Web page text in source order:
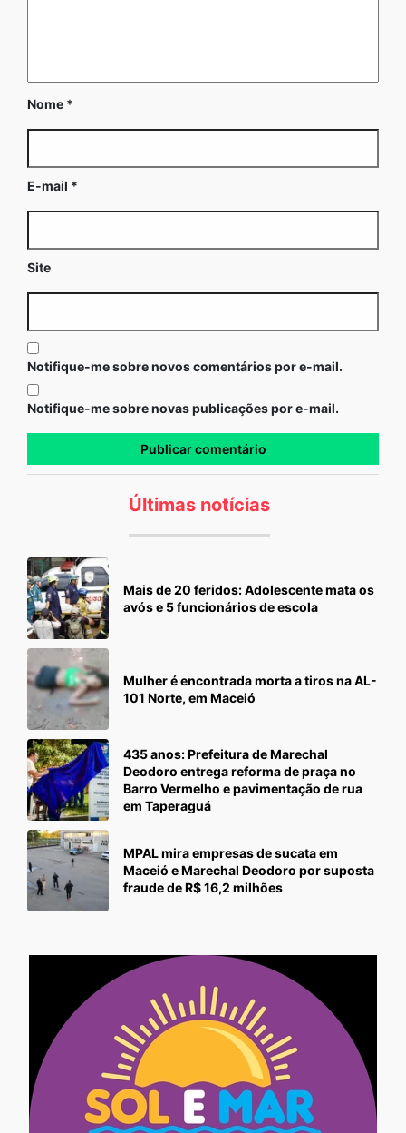
Nome *
E-mail *
Site
Notifique-me sobre novos comentários por e-mail.
Notifique-me sobre novas publicações por e-mail.
Últimas notícias
Mais de 20 feridos: Adolescente mata os
avós e 5 funcionários de escola
Mulher é encontrada morta a tiros na AL-
101 Norte, em Maceió
435 anos: Prefeitura de Marechal
Deodoro entrega reforma de praça no
Barro Vermelho e pavimentação de rua
em Taperaguá
MPAL mira empresas de sucata em
Maceió e Marechal Deodoro por suposta
fraude de R$ 16,2 milhões